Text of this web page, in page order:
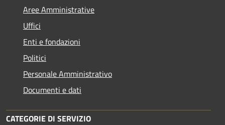
Aree Amministrative
Uffici
Enti e fondazioni
Politici
Personale Amministrativo
Documenti e dati
CATEGORIE DI SERVIZIO